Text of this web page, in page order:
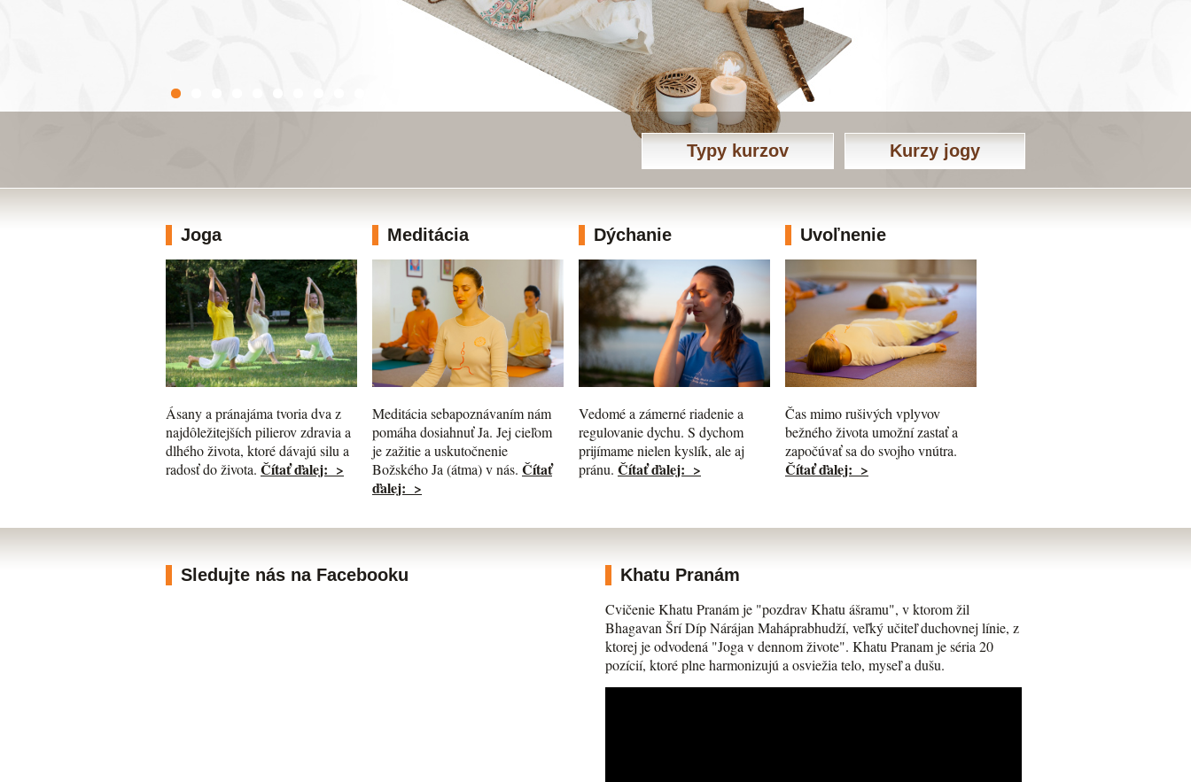
Typy kurzov Kurzy jogy
Joga
Ásany a pránajáma tvoria dva z
najdôležitejších pilierov zdravia a
dlhého života, ktoré dávajú silu a
radosť do života. Čítať ďalej: >
Meditácia
Meditácia sebapoznávaním nám
pomáha dosiahnuť Ja. Jej cieľom
je zažitie a uskutočnenie
Božského Ja (átma) v nás. Čítať
ďalej: >
Dýchanie
Vedomé a zámerné riadenie a
regulovanie dychu. S dychom
prijímame nielen kyslík, ale aj
pránu. Čítať ďalej: >
Uvoľnenie
Čas mimo rušivých vplyvov
bežného života umožní zastať a
započúvať sa do svojho vnútra.
Čítať ďalej: >
Sledujte nás na Facebooku Khatu Pranám
Cvičenie Khatu Pranám je "pozdrav Khatu ášramu", v ktorom žil
Bhagavan Šrí Díp Nárájan Maháprabhudží, veľký učiteľ duchovnej línie, z
ktorej je odvodená "Joga v dennom živote". Khatu Pranam je séria 20
pozícií, ktoré plne harmonizujú a osviežia telo, myseľ a dušu.